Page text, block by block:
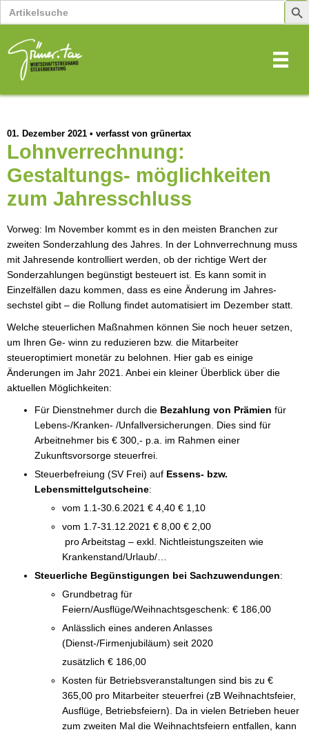
Search
for:
01. Dezember 2021 • verfasst von grünertax
Lohnverrechnung:
Gestaltungs- möglichkeiten
zum Jahresschluss
Vorweg: Im November kommt es in den meisten Branchen zur
zweiten Sonderzahlung des Jahres. In der Lohnverrechnung muss
mit Jahresende kontrolliert werden, ob der richtige Wert der
Sonderzahlungen begünstigt besteuert ist. Es kann somit in
Einzelfällen dazu kommen, dass es eine Änderung im Jahres-
sechstel gibt – die Rollung findet automatisiert im Dezember statt.
Welche steuerlichen Maßnahmen können Sie noch heuer setzen,
um Ihren Ge- winn zu reduzieren bzw. die Mitarbeiter
steueroptimiert monetär zu belohnen. Hier gab es einige
Änderungen im Jahr 2021. Anbei ein kleiner Überblick über die
aktuellen Möglichkeiten:
Für Dienstnehmer durch die Bezahlung von Prämien für
Lebens-/Kranken- /Unfallversicherungen. Dies sind für
Arbeitnehmer bis € 300,- p.a. im Rahmen einer
Zukunftsvorsorge steuerfrei.
Steuerbefreiung (SV Frei) auf Essens- bzw.
Lebensmittelgutscheine:
vom 1.1-30.6.2021 € 4,40 € 1,10
vom 1.7-31.12.2021 € 8,00 € 2,00
Krankenstand/Urlaub/…
Steuerliche Begünstigungen bei Sachzuwendungen:
Grundbetrag für
Feiern/Ausflüge/Weihnachtsgeschenk: € 186,00
Anlässlich eines anderen Anlasses
(Dienst-/Firmenjubiläum) seit 2020
zusätzlich € 186,00
Kosten für Betriebsveranstaltungen sind bis zu €
365,00 pro Mitarbeiter steuerfrei (zB Weihnachtsfeier,
Ausflüge, Betriebsfeiern). Da in vielen Betrieben heuer
zum zweiten Mal die Weihnachtsfeiern entfallen, kann